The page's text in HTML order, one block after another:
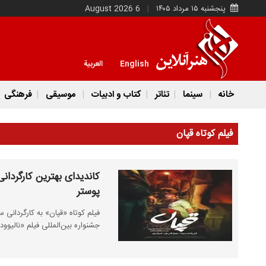
پنجشنبه ۱۵ مرداد ۱۴۰۵ 6 August 2026
English العربية
خانه سینما تئاتر کتاب و ادبیات موسیقی فرهنگی
فیلم کوتاه قپان
کاندیدای بهترین
پوستر
فیلم کوتاه «قپان» به
جشنواره بین‌المللی فیلم